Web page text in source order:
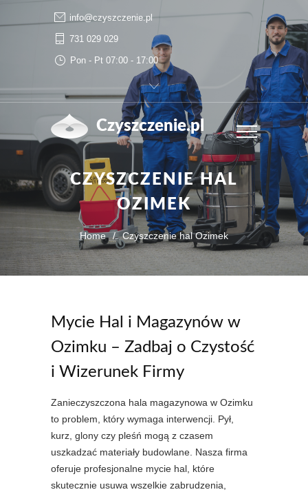
info@czyszczenie.pl
731 029 029
Pon - Pt 07:00 - 17:00
Czyszczenie.pl
CZYSZCZENIE HAL
OZIMEK
Home / Czyszczenie hal Ozimek
Mycie Hal i Magazynów w
Ozimku – Zadbaj o Czystość
i Wizerunek Firmy
Zanieczyszczona hala magazynowa w Ozimku
to problem, który wymaga interwencji. Pył,
kurz, glony czy pleśń mogą z czasem
uszkadzać materiały budowlane. Nasza firma
oferuje profesjonalne mycie hal, które
skutecznie usuwa wszelkie zabrudzenia,